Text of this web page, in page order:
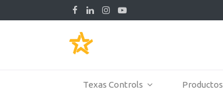
Texas Controls Productos